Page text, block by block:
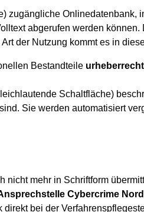
zugängliche Onlinedatenbank,
abgerufen werden können.
der Nutzung kommt es in
Bestandteile
Schaltfläche)
Sie werden automatisiert
nicht mehr in Schriftform
Cybercrime
bei der